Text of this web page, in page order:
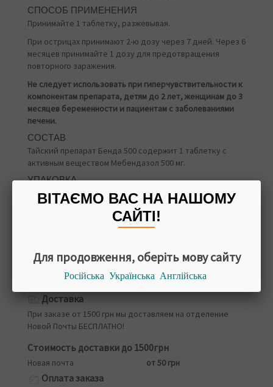
СПОСОБ ПРИМЕНЕНИЯ
Принимайте 1 таблетку, разжевывая.
При острицах принимают 2-ю дозу через 7 дней. Через 6
месяцев принимайте 1 дозу для предотвращения
повторного заражения.
Не следует использовать при гиперчувствительности к
компонентам препарата, детям до 2 лет, женщинам до 3
месяцев беременности и пациентам с заболеваниями
печени.
СОСТАВ
Тайский препарат Бенда 500 содержит 1 таблетку с
активным веществом Мебендазол 500 мг.
УПАКОВКА
1 таблетка
Глистогонные и противопаразитарные средства
Доставка
При заказе от 1500 грн мы доставляем на отделение
Новой Почты БЕСПЛАТНО!
Стоимость доставки до 1500грн
Новая почта от 50 грн
Оплата заказа
ВІТАЄМО ВАС НА НАШОМУ
САЙТІ!
Для продовження, оберіть мову сайту
Російська Українська Англійська